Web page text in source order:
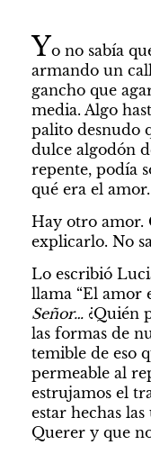
Yo no sabía
armando un
gancho que
media. Algo
palito desnudo
dulce algodón
repente, podía
qué era el
Hay otro amor.
explicarlo. No
Lo escribió
llama “El amor
Señor… ¿Quién
las formas de
temible de eso
permeable al
estrujamos el
estar hechas
Querer y que